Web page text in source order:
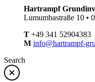
Hartrampf
Lumumbastraße 10 •
T +49 341 52904383
M info@hartrampf-
Search